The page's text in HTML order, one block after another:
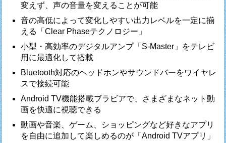
変えず、声の音量を変えることが可能
音の高低によって変化しやすい出力レベルを一定に揃
える「Clear Phaseテクノロジー」
小型・高効率のデジタルアンプ「S-Master」をテレビ
用に最適化して搭載
Bluetooth対応のヘッドホンやサウンドバーをワイヤレ
スで接続可能
Android TV機能搭載ブラビアで、さまざまなネット動
画を快適に視聴できる
動画や音楽、ゲーム、ショッピングなど好きなアプリ
を自由に追加して楽しめるのが「Android TVアプリ」